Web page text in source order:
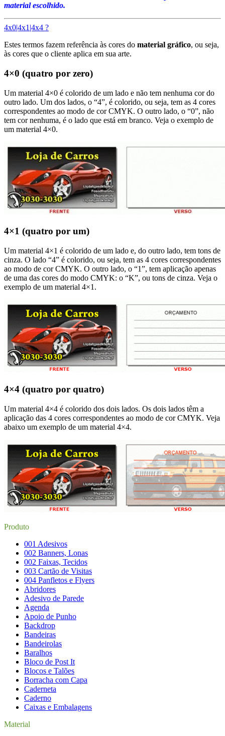
material escolhido.
4x0|4x1|4x4 ?
Estes termos fazem referência às cores do material gráfico, ou seja,
às cores que o cliente aplica em sua arte.
4×0 (quatro por zero)
Um material 4×0 é colorido de um lado e não tem nenhuma cor do
outro lado. Um dos lados, o “4”, é colorido, ou seja, tem as 4 cores
correspondentes ao modo de cor CMYK. O outro lado, o “0”, não
tem cor nenhuma, é o lado que está em branco. Veja o exemplo de
um material 4×0.
4×1 (quatro por um)
Um material 4×1 é colorido de um lado e, do outro lado, tem tons de
cinza. O lado “4” é colorido, ou seja, tem as 4 cores correspondentes
ao modo de cor CMYK. O outro lado, o “1”, tem aplicação apenas
de uma das cores do modo CMYK: o “K”, ou tons de cinza. Veja o
exemplo de um material 4×1.
4×4 (quatro por quatro)
Um material 4×4 é colorido dos dois lados. Os dois lados têm a
aplicação das 4 cores correspondentes ao modo de cor CMYK. Veja
abaixo um exemplo de um material 4×4.
Produto
001 Adesivos
002 Banners, Lonas
002 Faixas, Tecidos
003 Cartão de Visitas
004 Panfletos e Flyers
Abridores
Adesivo de Parede
Agenda
Apoio de Punho
Backdrop
Bandeiras
Bandeirolas
Baralhos
Bloco de Post It
Blocos e Talões
Borracha com Capa
Caderneta
Caderno
Caixas e Embalagens
Material